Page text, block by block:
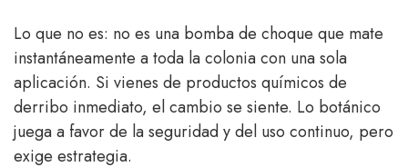
Lo que no es: no es una bomba de choque que mate
instantáneamente a toda la colonia con una sola
aplicación. Si vienes de productos químicos de
derribo inmediato, el cambio se siente. Lo botánico
juega a favor de la seguridad y del uso continuo, pero
exige estrategia.